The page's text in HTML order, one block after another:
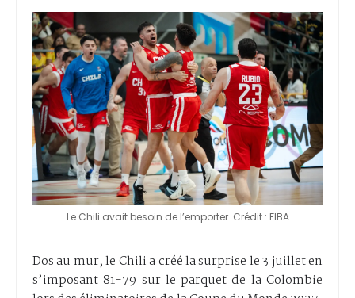
Le Chili avait besoin de l’emporter. Crédit : FIBA
Dos au mur, le Chili a créé la surprise le 3 juillet en
s’imposant 81-79 sur le parquet de la Colombie